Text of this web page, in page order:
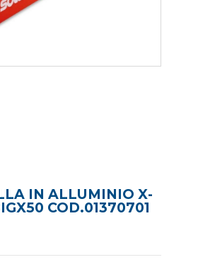
IN ALLUMINIO X-
COD.01370701